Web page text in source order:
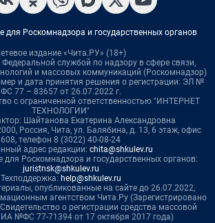
для Роскомнадзора и государственных органов
издание «Чита.РУ» (18+)
службой по надзору в сфере связи,
и массовых коммуникаций (Роскомнадзор)
и дата принятия решения о регистрации: ЭЛ №
ФС 77 – 83657 от 26.07.2022 г.
с ограниченной ответственностью "ИНТЕРНЕТ
ТЕХНОЛОГИИ"
Шайтанова Екатерина Александровна
Россия, Чита, ул. Балябина, д. 13, 6 этаж, офис
608, телефон 8 (3022) 40-08-24
адрес редакции: chita@shkulev.ru
для Роскомнадзора и государственных органов:
juristnsk@shkulev.ru
Техподдержка: help@shkulev.ru
опубликованные на сайте до 26.07.2022,
агентством Чита.Ру (Зарегистрировано
о регистрации средства массовой
№ФС 77-71394 от 17 октября 2017 года)